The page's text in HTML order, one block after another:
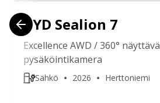
BYD Sealion 7
Excellence AWD / 360° näyttävä
pysäköintikamera
Sähkö 2026 Herttoniemi